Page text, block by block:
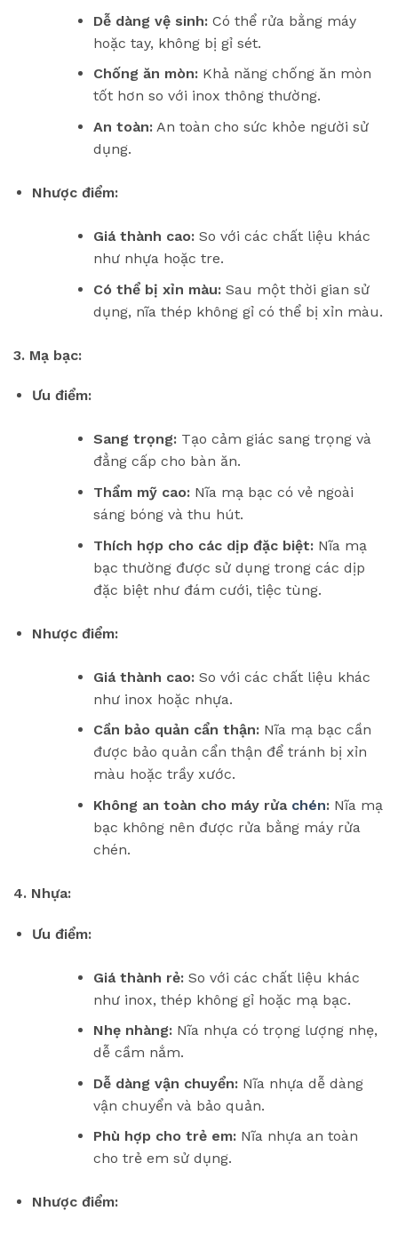
Dễ dàng vệ sinh:Có thể rửa bằng máy
hoặc tay, không bị gỉ sét.
Chống ăn mòn:Khả năng chống ăn mòn
tốt hơn so với inox thông thường.
An toàn:An toàn cho sức khỏe người sử
dụng.
Nhược điểm:
Giá thành cao:So với các chất liệu khác
như nhựa hoặc tre.
Có thể bị xỉn màu:Sau một thời gian sử
dụng, nĩa thép không gỉ có thể bị xỉn màu.
3. Mạ bạc:
Ưu điểm:
Sang trọng:Tạo cảm giác sang trọng và
đẳng cấp cho bàn ăn.
Thẩm mỹ cao:Nĩa mạ bạc có vẻ ngoài
sáng bóng và thu hút.
Thích hợp cho các dịp đặc biệt:Nĩa mạ
bạc thường được sử dụng trong các dịp
đặc biệt như đám cưới, tiệc tùng.
Nhược điểm:
Giá thành cao:So với các chất liệu khác
như inox hoặc nhựa.
Cần bảo quản cẩn thận:Nĩa mạ bạc cần
được bảo quản cẩn thận để tránh bị xỉn
màu hoặc trầy xước.
Không an toàn cho máy rửa chén:Nĩa mạ
bạc không nên được rửa bằng máy rửa
chén.
4. Nhựa:
Ưu điểm:
Giá thành rẻ:So với các chất liệu khác
như inox, thép không gỉ hoặc mạ bạc.
Nhẹ nhàng:Nĩa nhựa có trọng lượng nhẹ,
dễ cầm nắm.
Dễ dàng vận chuyển:Nĩa nhựa dễ dàng
vận chuyển và bảo quản.
Phù hợp cho trẻ em:Nĩa nhựa an toàn
cho trẻ em sử dụng.
Nhược điểm: